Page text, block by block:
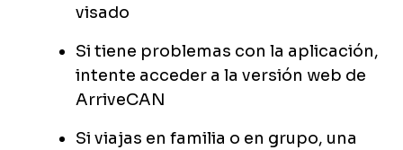
visado
Si tiene problemas con la aplicación,
intente acceder a la versión web de
ArriveCAN
Si viajas en familia o en grupo, una